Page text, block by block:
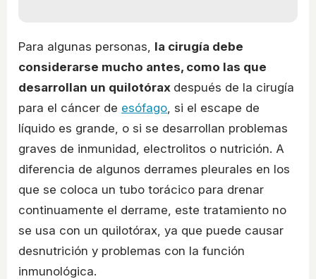
Para algunas personas, la cirugía debe
considerarse mucho antes, como las que
desarrollan un quilotórax después de la cirugía
para el cáncer de esófago , si el escape de
líquido es grande, o si se desarrollan problemas
graves de inmunidad, electrolitos o nutrición. A
diferencia de algunos derrames pleurales en los
que se coloca un tubo torácico para drenar
continuamente el derrame, este tratamiento no
se usa con un quilotórax, ya que puede causar
desnutrición y problemas con la función
inmunológica.